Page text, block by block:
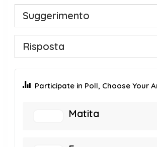
Suggerimento
Risposta
Participate in Poll, Choose Your
Matita